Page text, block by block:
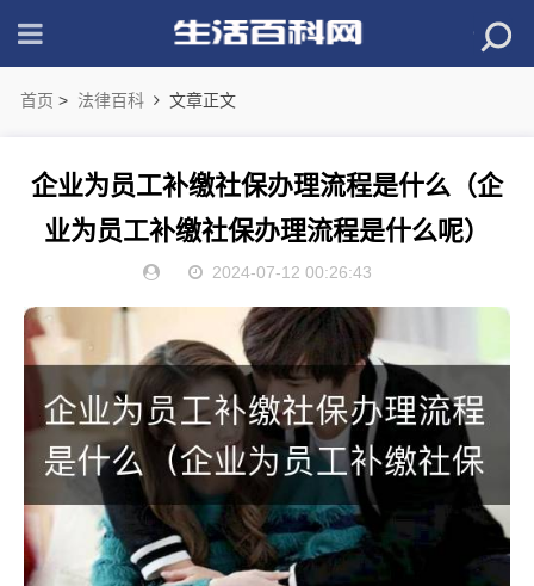
首页 > 法律百科 文章正文
企业为员工补缴社保办理流程是什么（企
业为员工补缴社保办理流程是什么呢）
2024-07-12 00:26:43